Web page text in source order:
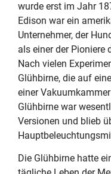
wurde erst im Jahr
Edison war ein
Unternehmer, der
als einer der Pioniere
Nach vielen
Glühbirne, die auf
einer
Glühbirne war
Versionen und blieb
Die Glühbirne hatte